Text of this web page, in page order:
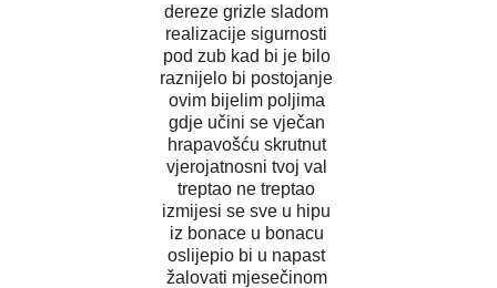
dereze grizle sladom
realizacije sigurnosti
pod zub kad bi je bilo
raznijelo bi postojanje
ovim bijelim poljima
gdje učini se vječan
hrapavošću skrutnut
vjerojatnosni tvoj val
treptao ne treptao
izmijesi se sve u hipu
iz bonace u bonacu
oslijepio bi u napast
žalovati mjesečinom